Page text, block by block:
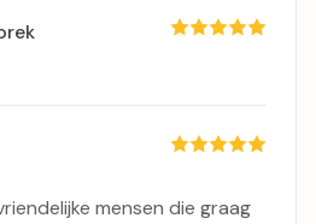
mensen die graag